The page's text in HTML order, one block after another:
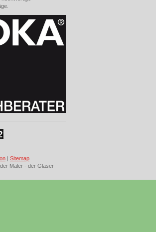
Sitemap
Maler - der Glaser